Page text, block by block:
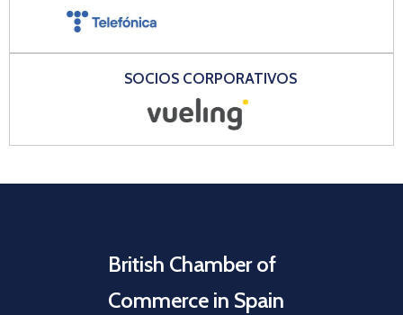
SOCIOS CORPORATIVOS
British Chamber of
Commerce in Spain